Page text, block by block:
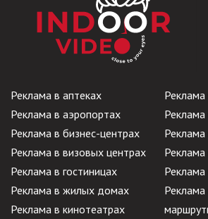
Реклама в аптеках
Реклама в аэропортах
Реклама в бизнес-центрах
Реклама в визовых центрах
Реклама в гостиницах
Реклама в жилых домах
Реклама в кинотеатрах
Реклама
Реклама
Реклама